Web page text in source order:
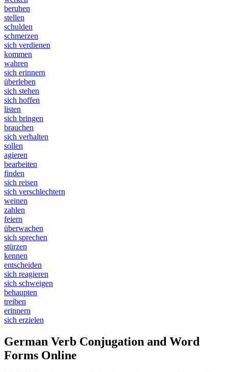
beruhen
stellen
schulden
schmerzen
sich verdienen
kommen
wahren
sich erinnern
überleben
sich stehen
sich hoffen
listen
sich bringen
brauchen
sich verhalten
sollen
agieren
bearbeiten
finden
sich reisen
sich verschlechtern
weinen
zahlen
feiern
überwachen
sich sprechen
stürzen
kennen
entscheiden
sich reagieren
sich schweigen
behaupten
treiben
erinnern
sich erzielen
German Verb Conjugation and Word
Forms Online